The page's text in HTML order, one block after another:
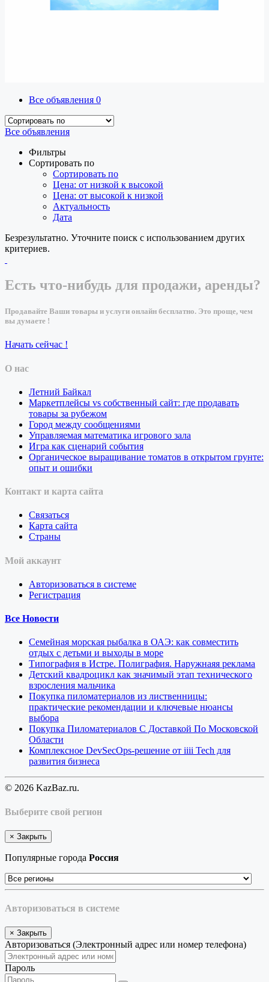
Все объявления 0
Все объявления
Фильтры
Сортировать по
Сортировать по
Цена: от низкой к высокой
Цена: от высокой к низкой
Актуальность
Дата
Безрезультатно. Уточните поиск с использованием других
критериев.
Есть что-нибудь для продажи, аренды?
Продавайте Ваши товары и услуги онлайн бесплатно. Это проще, чем
вы думаете !
Начать сейчас !
О нас
Летний Байкал
Маркетплейсы vs собственный сайт: где продавать
товары за рубежом
Город между сообщениями
Управляемая математика игрового зала
Игра как сценарий события
Органическое выращивание томатов в открытом грунте:
опыт и ошибки
Контакт и карта сайта
Связаться
Карта сайта
Страны
Мой аккаунт
Авторизоваться в системе
Регистрация
Все Новости
Семейная морская рыбалка в ОАЭ: как совместить
отдых с детьми и выходы в море
Типография в Истре. Полиграфия. Наружнаяя реклама
Детский квадроцикл как значимый этап технического
взросления мальчика
Покупка пиломатериалов из лиственницы:
практические рекомендации и ключевые нюансы
выбора
Покупка Пиломатериалов С Доставкой По Московской
Области
Комплексное DevSecOps-решение от iiii Tech для
развития бизнеса
© 2026 KazBaz.ru.
Выберите свой регион
× Закрыть
Популярные города Россия
Авторизоваться в системе
× Закрыть
Авторизоваться (Электронный адрес или номер телефона)
Пароль